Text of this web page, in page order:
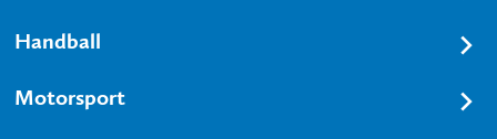
Handball
Motorsport